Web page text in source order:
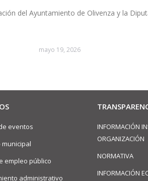
del Ayuntamiento de Olivenza y la
mayo 19, 2026
eventos
municipal
empleo público
administrativo
INFORMACIÓN
ORGANIZACIÓN
NORMATIVA
INFORMACIÓN